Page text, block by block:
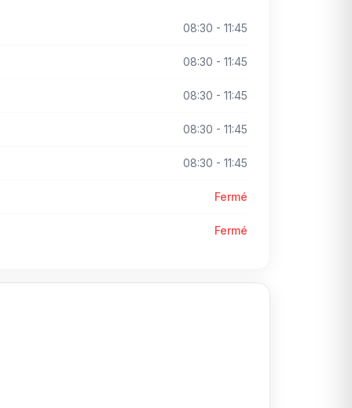
08:30 - 11:45
08:30 - 11:45
08:30 - 11:45
08:30 - 11:45
08:30 - 11:45
Fermé
Fermé